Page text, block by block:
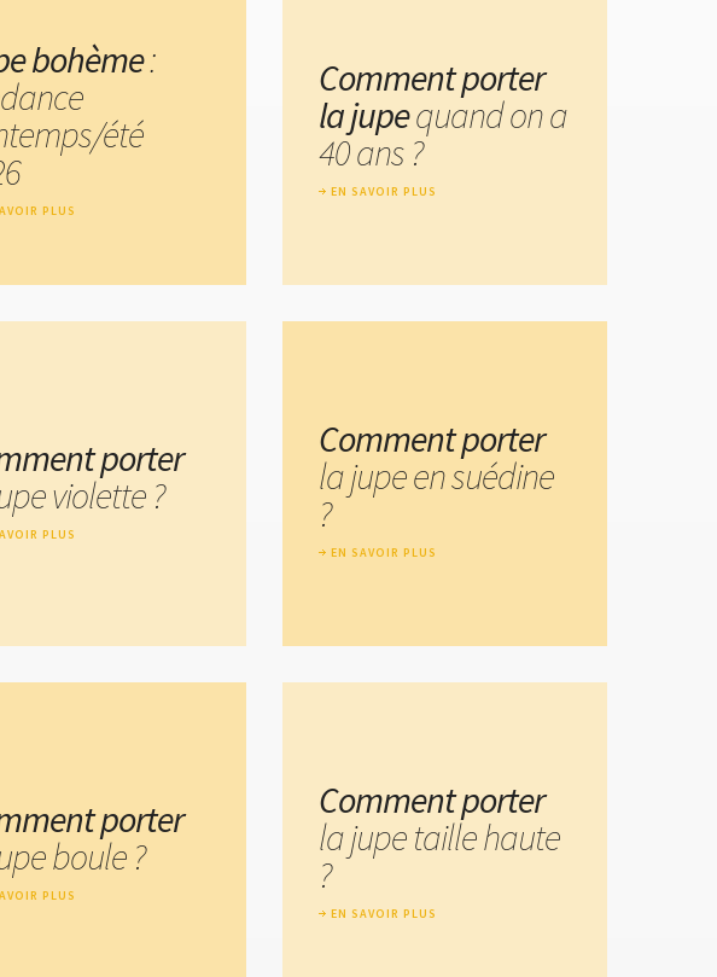
bohème:
été
PLUS
Comment porter
la jupequand on a
40 ans ?
EN SAVOIR PLUS
porter
violette ?
PLUS
Comment porter
la jupe en suédine
?
EN SAVOIR PLUS
porter
boule ?
PLUS
Comment porter
la jupe taille haute
?
EN SAVOIR PLUS